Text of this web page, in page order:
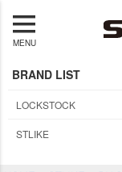
MENU
BRAND LIST
LOCKSTOCK
STLIKE